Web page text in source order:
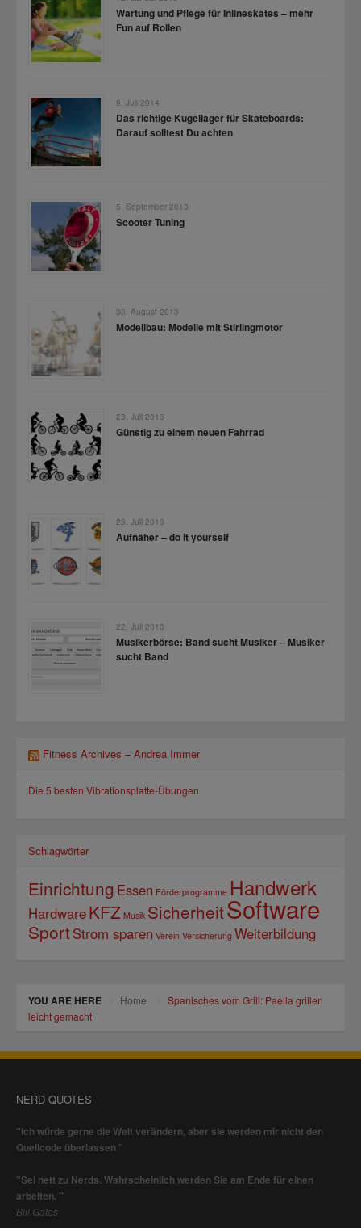
Wartung und Pflege für Inlineskates – mehr
Fun auf Rollen
9. Juli 2014
Das richtige Kugellager für Skateboards:
Darauf solltest Du achten
5. September 2013
Scooter Tuning
30. August 2013
Modellbau: Modelle mit Stirlingmotor
23. Juli 2013
Günstig zu einem neuen Fahrrad
23. Juli 2013
Aufnäher – do it yourself
22. Juli 2013
Musikerbörse: Band sucht Musiker – Musiker
sucht Band
Fitness Archives – Andrea Immer
Die 5 besten Vibrationsplatte-Übungen
Schlagwörter
Einrichtung Essen Förderprogramme Handwerk
HardwareKFZ Musik SicherheitSoftware
SportStrom sparen Verein Versicherung Weiterbildung
YOU ARE HERE Home
Spanisches vom Grill: Paella grillen
leicht gemacht
NERD QUOTES
"Ich würde gerne die Welt verändern, aber sie werden mir nicht den
Quellcode überlassen "
"Sei nett zu Nerds. Wahrscheinlich werden Sie am Ende für einen
arbeiten. "
Bill Gates